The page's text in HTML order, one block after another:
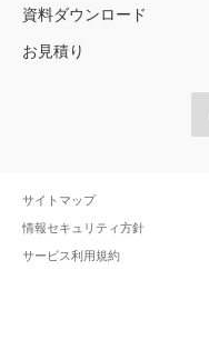
資料ダウンロード
お見積り
サイトマップ
情報セキュリティ方針
サービス利用規約